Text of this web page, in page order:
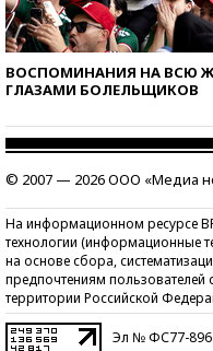
ВОСПОМИНАНИЯ НА ВСЮ
ГЛАЗАМИ БОЛЕЛЬЩИКОВ
© 2007 — 2026 ООО «Медиа
На информационном ресурсе
технологии (информационные
на основе сбора,
предпочтениям пользователей
территории Российской
Эл № ФС77-